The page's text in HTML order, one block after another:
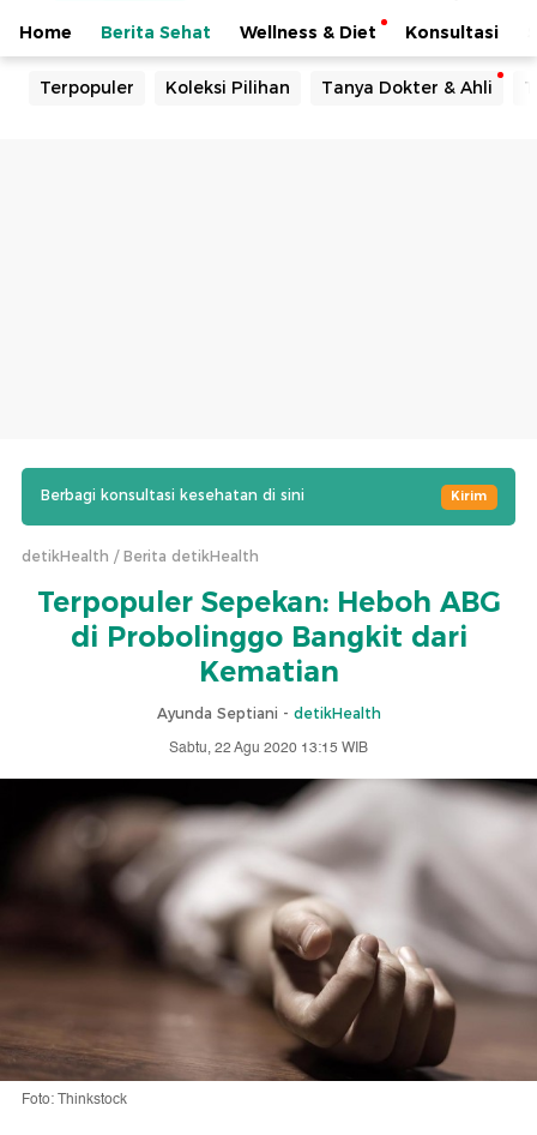
Home Berita Sehat Wellness & Diet Konsultasi
Terpopuler Koleksi Pilihan Tanya Dokter & Ahli
Berbagi konsultasi kesehatan di sini Kirim
detikHealth Berita detikHealth
Terpopuler Sepekan: Heboh ABG
di Probolinggo Bangkit dari
Kematian
Ayunda Septiani - detikHealth
Sabtu, 22 Agu 2020 13:15 WIB
Foto: Thinkstock